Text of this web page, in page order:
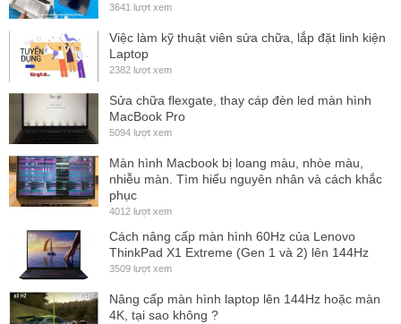
- Miễn phí công thay thếmàn hình Laptop MSI GF75 Thin 10SD
10SC FHD144HZ
tại cửa hàng Hùng Anh
- Thaymàn hình Laptop MSI GF75 Thin 10SD 10SC
FHD144HZtại nhà = Giá Niêm Yết + Dịch vụ
3641 lượt xem
Việc làm kỹ thuật viên sửa chữa, lắp đặt linh kiện
Laptop
2382 lượt xem
Sửa chữa flexgate, thay cáp đèn led màn hình
MacBook Pro
5094 lượt xem
Màn hình Macbook bị loang màu, nhòe màu,
nhiễu màn. Tìm hiểu nguyên nhân và cách khắc
phục
4012 lượt xem
Cách nâng cấp màn hình 60Hz của Lenovo
ThinkPad X1 Extreme (Gen 1 và 2) lên 144Hz
3509 lượt xem
Nâng cấp màn hình laptop lên 144Hz hoặc màn
4K, tại sao không ?